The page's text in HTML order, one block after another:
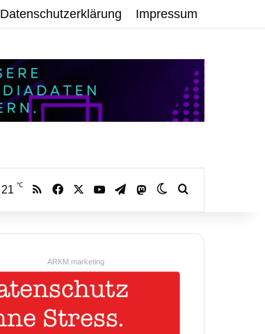
Datenschutzerklärung Impressum
21 ℃ RSS Facebook YouTubeTelegramMastodonSkin umschalten
ARKM.marketing